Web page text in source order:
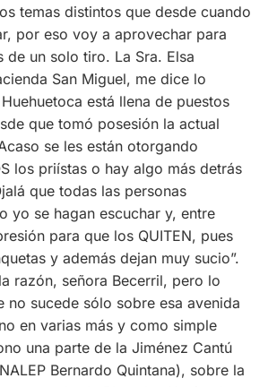
temas distintos que desde cuando
por eso voy a aprovechar para
de un solo tiro. La Sra. Elsa
San Miguel, me dice lo
está llena de puestos
que tomó posesión la actual
se les están otorgando
los priístas o hay algo más detrás
que todas las personas
yo se hagan escuchar y, entre
para que los QUITEN, pues
y además dejan muy sucio”.
razón, señora Becerril, pero lo
no sucede sólo sobre esa avenida
en varias más y como simple
una parte de la Jiménez Cantú
Bernardo Quintana), sobre la